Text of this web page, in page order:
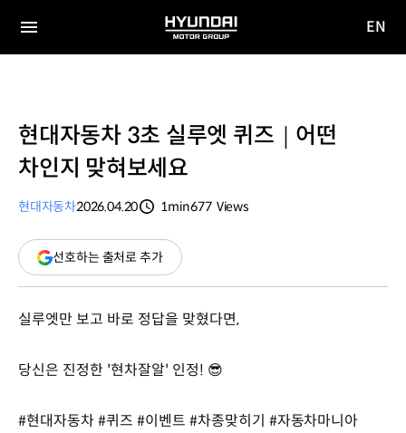
전체
HYUNDAI
MOTOR
EN
현대자동차 3초 실루엣 퀴즈｜어떤
차인지 맞혀보세요
현대자동차2026.04.20
1min677 Views
선호하는 출처로 추가(새
창
실루엣만 보고 바로 정답을 맞혔다면,
당신은 진정한 '현차잘알' 인정! 😎
#현대자동차 #퀴즈 #이벤트 #차종맞히기 #자동차마니아